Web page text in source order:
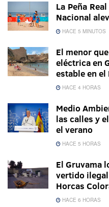
La Peña
Nacional
HACE 5 MINUTOS
El menor
eléctrica en
estable en el
HACE 4 HORAS
Medio
las calles y
el verano
HACE 5 HORAS
El Gruvama
vertido
Horcas
HACE 6 HORAS